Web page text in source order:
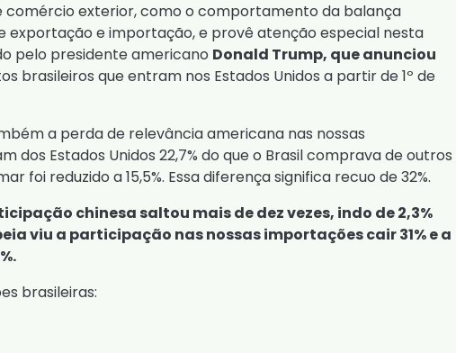
comércio exterior, como o comportamento da balança
exportação e importação, e provê atenção especial nesta
pelo presidente americano Donald Trump, que anunciou
brasileiros que entram nos Estados Unidos a partir de 1º de
a perda de relevância americana nas nossas
dos Estados Unidos 22,7% do que o Brasil comprava de outros
foi reduzido a 15,5%. Essa diferença significa recuo de 32%.
chinesa saltou mais de dez vezes, indo de 2,3%
viu a participação nas nossas importações cair 31% e a
brasileiras: